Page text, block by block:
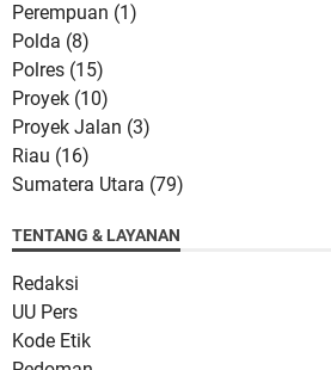
Perempuan (1)
Polda (8)
Polres (15)
Proyek (10)
Proyek Jalan (3)
Riau (16)
Sumatera Utara (79)
TENTANG & LAYANAN
Redaksi
UU Pers
Kode Etik